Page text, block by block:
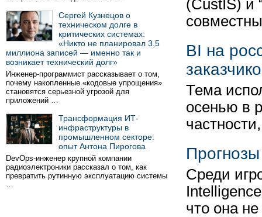
Сергей Кузнецов о
техническом долге в
критических системах:
«Никто не планировал 3,5
миллиона записей — именно так и
возникает технический долг»
Инженер-программист рассказывает о том,
почему накопленные «кодовые упрощения»
становятся серьезной угрозой для
приложений …
Трансформация ИТ-
инфраструктуры в
промышленном секторе:
опыт Антона Пирогова
DevOps-инженер крупной компании
радиоэлектроники рассказал о том, как
превратить рутинную эксплуатацию системы
…
(CustIS) и
BI на
Тема
осенью в
Прогнозы
Среди
что она